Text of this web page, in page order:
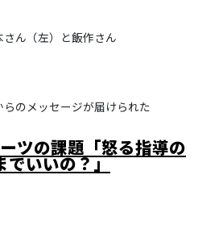
ん（左）と飯作さん
のメッセージが届けられた
ツの課題「怒る指導の
でいいの？」